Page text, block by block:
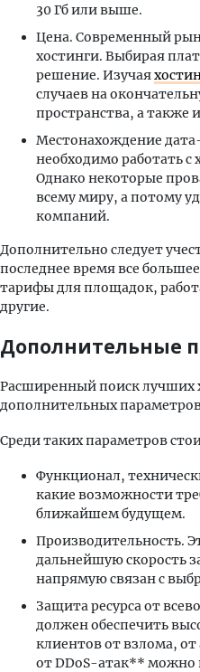
30 Гб или выше.
Цена. Современный
хостинги. Выбирая
решение. Изучая
случаев на
пространства, а также
Местонахождение
необходимо работать
Однако некоторые
всему миру, а потому
компаний.
Дополнительно следует
последнее время все
тарифы для площадок,
другие.
Дополнительные
Расширенный поиск лучших
дополнительных
Среди таких параметров
Функционал,
какие возможности
ближайшем будущем.
Производительность.
дальнейшую скорость
напрямую связан с
Защита ресурса от
должен обеспечить
клиентов от взлома,
от DDoS-атак** можно